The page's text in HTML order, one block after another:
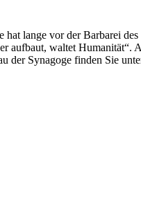
lange vor der Barbarei
waltet
der Synagoge finden Sie